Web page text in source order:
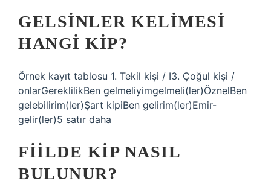
GELSINLER KELIMESI
HANGI KIP?
Örnek kayıt tablosu 1. Tekil kişi / I3. Çoğul kişi /
onlarGereklilikBen gelmeliyimgelmeli(ler)ÖznelBen
gelebilirim(ler)Şart kipiBen gelirim(ler)Emir-
gelir(ler)5 satır daha
FIILDE KIP NASIL
BULUNUR?